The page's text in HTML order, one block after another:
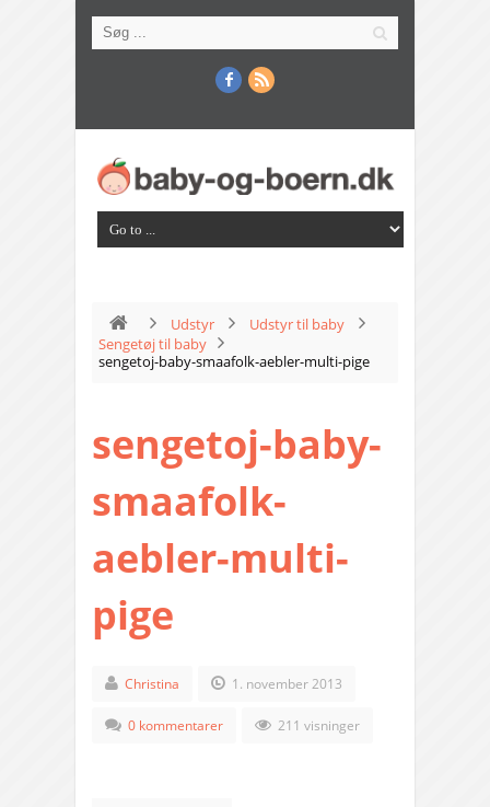
Udstyr
Udstyr til baby
Sengetøj til baby
sengetoj-baby-smaafolk-aebler-multi-pige
sengetoj-baby-
smaafolk-
aebler-multi-
pige
Christina 1. november 2013
0 kommentarer 211 visninger